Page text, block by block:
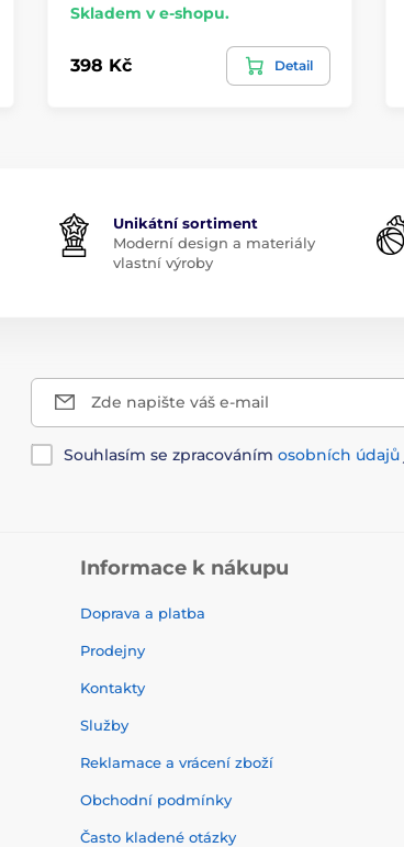
Skladem v e-shopu.
398 Kč Detail
Unikátní sortiment
Moderní design a materiály
vlastní výroby
Zde napište váš e-mail
Souhlasím se zpracováním osobních údajů
Informace k nákupu
Doprava a platba
Prodejny
Kontakty
Služby
Reklamace a vrácení zboží
Obchodní podmínky
Často kladené otázky